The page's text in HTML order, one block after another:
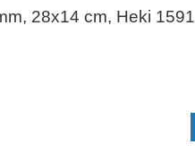
28x14 cm, Heki 1591